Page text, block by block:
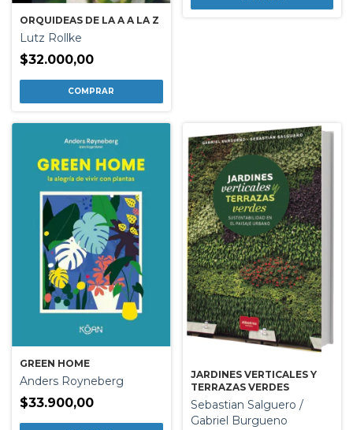
ORQUIDEAS DE LA A A LA Z
Lutz Rollke
$32.000,00
GREEN HOME
Anders Royneberg
$33.900,00
JARDINES VERTICALES Y
TERRAZAS VERDES
Sebastian Salguero /
Gabriel Burgueno